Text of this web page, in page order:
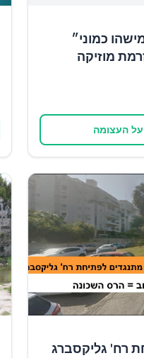
כמוני״
מוזיקה
העצומה
רח' גליקסברג